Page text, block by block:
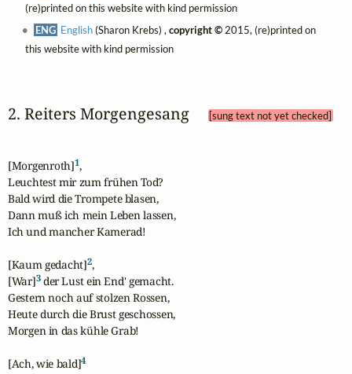
(re)printed on this website with kind permission
ENG English(Sharon Krebs) ,copyright ©2015, (re)printed on
this website with kind permission
2. Reiters Morgengesang [sung text not yet checked]
[Morgenroth]1,
Leuchtest mir zum frühen Tod?
Bald wird die Trompete blasen,
Dann muß ich mein Leben lassen,
Ich und mancher Kamerad!
[Kaum gedacht]2,
[War]3 der Lust ein End' gemacht.
Gestern noch auf stolzen Rossen,
Heute durch die Brust geschossen,
Morgen in das kühle Grab!
[Ach, wie bald]4